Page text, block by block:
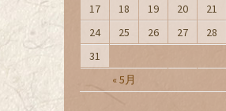
« 5月
17
18 19 20 21
24
25 26 27 28
31